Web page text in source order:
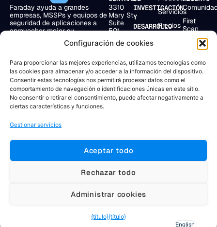
Configuración de cookies
Para proporcionar las mejores experiencias, utilizamos tecnologías como
las cookies para almacenar y/o acceder a la información del dispositivo.
Consentir estas tecnologías nos permitirá procesar datos como el
comportamiento de navegación o identificaciones únicas en este sitio.
No consentir o retirar el consentimiento, puede afectar negativamente a
ciertas características y funciones.
Gestionar servicios
Aceptar todo
Rechazar todo
Administrar cookies
{título}{título}
Faraday ayuda a grandes
empresas, MSSPs y equipos de
seguridad de aplicaciones a
aprovechar mejor su
ecosistema de seguridad,
optimizando lo que ya utilizan.
3310
Mary St
Suite
501
Miami,
FL
EE.UU.
+1 904
715
4284
INVESTIGACIÓN
Y
DESARROLLO
238 2°
Buenos
Aires,
C1066AAF
Argentina
+54 11
Servicios
Precios First
Scan
2025 Faraday Security. Todos los
derechos reservados.
Términos y condiciones | Política de
privacidad
iframe[id*="salesiq"], iframe[title*="chat" i] { display: none
!important; pointer-events: none !important; }
English